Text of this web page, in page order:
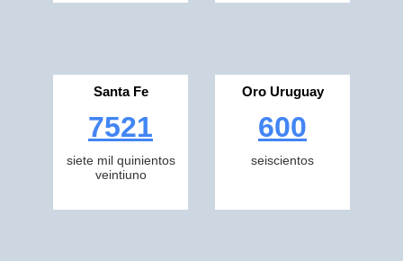
Santa Fe
7521
siete mil quinientos
veintiuno
Oro Uruguay
600
seiscientos